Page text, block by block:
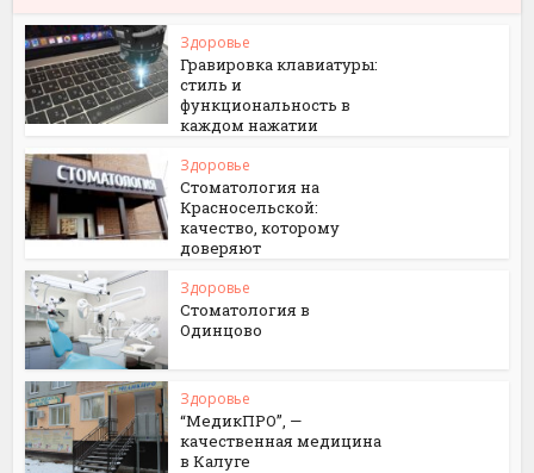
Здоровье
Гравировка клавиатуры:
стиль и
функциональность в
каждом нажатии
Здоровье
Стоматология на
Красносельской:
качество, которому
доверяют
Здоровье
Стоматология в
Одинцово
Здоровье
“МедикПРО”, —
качественная медицина
в Калуге